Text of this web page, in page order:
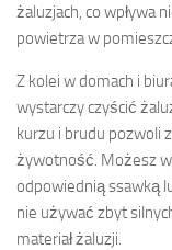
żaluzjach, co wpływa
powietrza w
Z kolei w domach i
wystarczy czyścić
kurzu i brudu pozwoli
żywotność. Możesz
odpowiednią ssawką
nie używać zbyt
materiał żaluzji.